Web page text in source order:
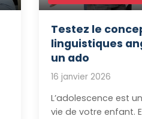
Testez le
linguistiques
un ado
16 janvier 2026
L’adolescence est
vie de votre enfant.